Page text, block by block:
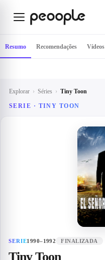
Explorar › Séries › Tiny Toon
SERIE · TINY TOON
SERIE1990–1992 FINALIZADA
Tiny Toon
Resumo Recomendações Vídeos